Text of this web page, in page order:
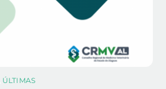
ÚLTIMAS